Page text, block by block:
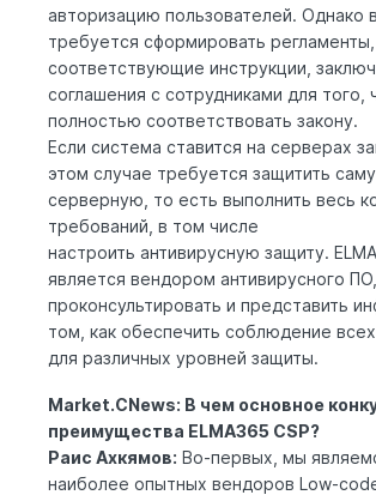
авторизацию пользователей. Однако
требуется сформировать регламенты,
соответствующие инструкции,
соглашения с сотрудниками для того,
полностью соответствовать закону.
Если система ставится на серверах
этом случае требуется защитить саму
серверную, то есть выполнить весь
требований, в том числе
настроить антивирусную защиту.
является вендором антивирусного
проконсультировать и представить
том, как обеспечить соблюдение
для различных уровней защиты.
Market.CNews: В чем основное
преимущества ELMA365 CSP?
Раис Ахкямов: Во-первых, мы
наиболее опытных вендоров Low-